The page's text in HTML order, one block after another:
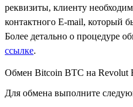
реквизиты, клиенту
контактного Е-mail, который
Более детально о процедуре
ссылке.
Обмен Bitcoin BTC на Revolut
Для обмена выполните